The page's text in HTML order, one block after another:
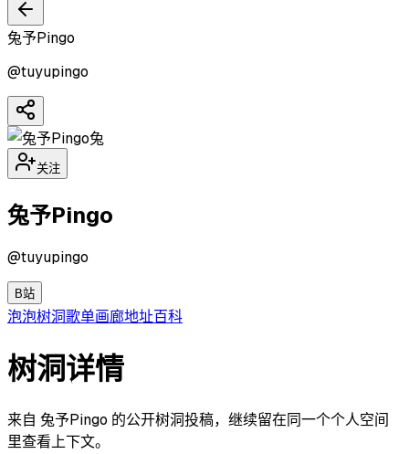
兔予Pingo
@tuyupingo
兔
关注
兔予Pingo
@tuyupingo
B站
泡泡树洞歌单画廊地址百科
树洞详情
来自 兔予Pingo 的公开树洞投稿，继续留在同一个个人空间
里查看上下文。